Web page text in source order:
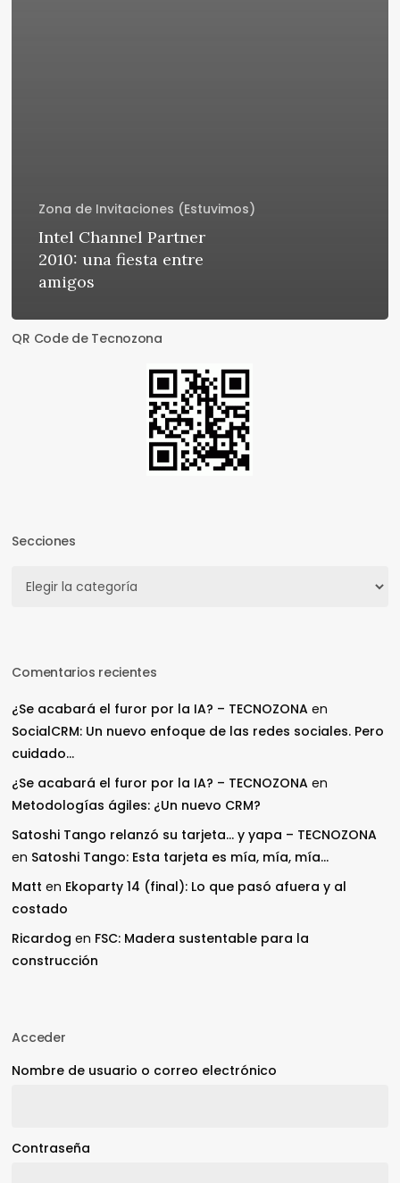
Zona de Invitaciones (Estuvimos)
Intel Channel Partner
2010: una fiesta entre
amigos
QR Code de Tecnozona
Secciones
Comentarios recientes
¿Se acabará el furor por la IA? – TECNOZONA en
SocialCRM: Un nuevo enfoque de las redes sociales. Pero
cuidado…
¿Se acabará el furor por la IA? – TECNOZONA en
Metodologías ágiles: ¿Un nuevo CRM?
Satoshi Tango relanzó su tarjeta… y yapa – TECNOZONA
en Satoshi Tango: Esta tarjeta es mía, mía, mía…
Matt en Ekoparty 14 (final): Lo que pasó afuera y al
costado
Ricardog en FSC: Madera sustentable para la
construcción
Acceder
Nombre de usuario o correo electrónico
Contraseña